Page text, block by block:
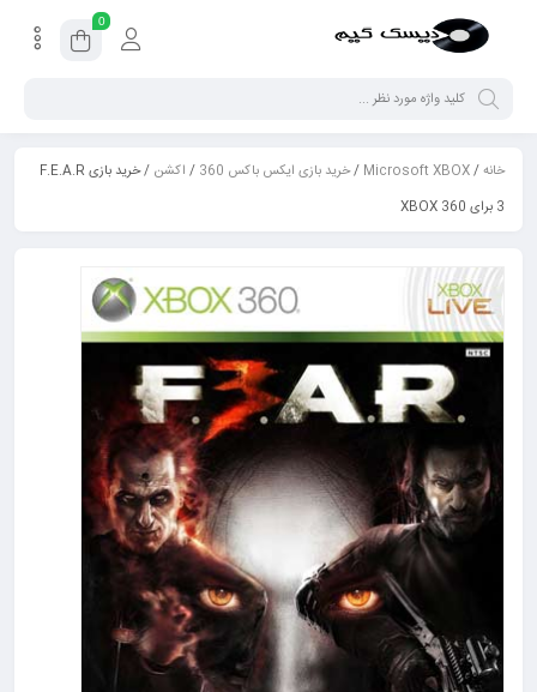
0
خانه/
Microsoft XBOX
/خرید بازی ایکس باکس 360 / اکشن
/ خرید بازی F.E.A.R
3 برای XBOX 360